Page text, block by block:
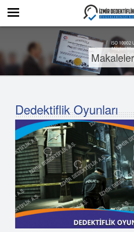
Makaleler
Dedektiflik Oyunları